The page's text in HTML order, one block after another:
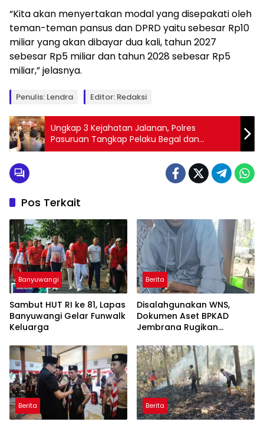
“Kita akan menyertakan modal yang disepakati oleh
teman-teman pansus dan DPRD yaitu sebesar Rp10
miliar yang akan dibayar dua kali, tahun 2027
sebesar Rp5 miliar dan tahun 2028 sebesar Rp5
miliar,” jelasnya.
Penulis: Lendra Editor: Redaksi
Ungkap 3 Kejahatan Jalanan, Polres
Pasuruan Tangkap Pelaku Begal dan
Curanmor
Pos Terkait
Banyuwangi
Sambut HUT RI ke 81, Lapas
Banyuwangi Gelar Funwalk
Keluarga
Berita
Disalahgunakan WNS,
Dokumen Aset BPKAD
Jembrana Rugikan
Berita Berita